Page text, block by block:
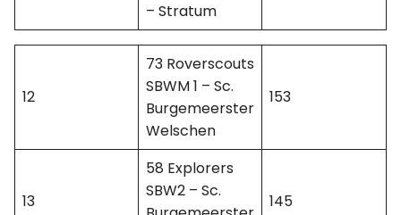
– Stratum
12
73 Roverscouts
SBWM 1 – Sc.
Burgemeerster
Welschen
153
13
58 Explorers
SBW2 – Sc.
145